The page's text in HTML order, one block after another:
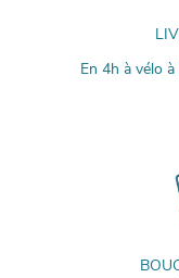
En 4h à vélo